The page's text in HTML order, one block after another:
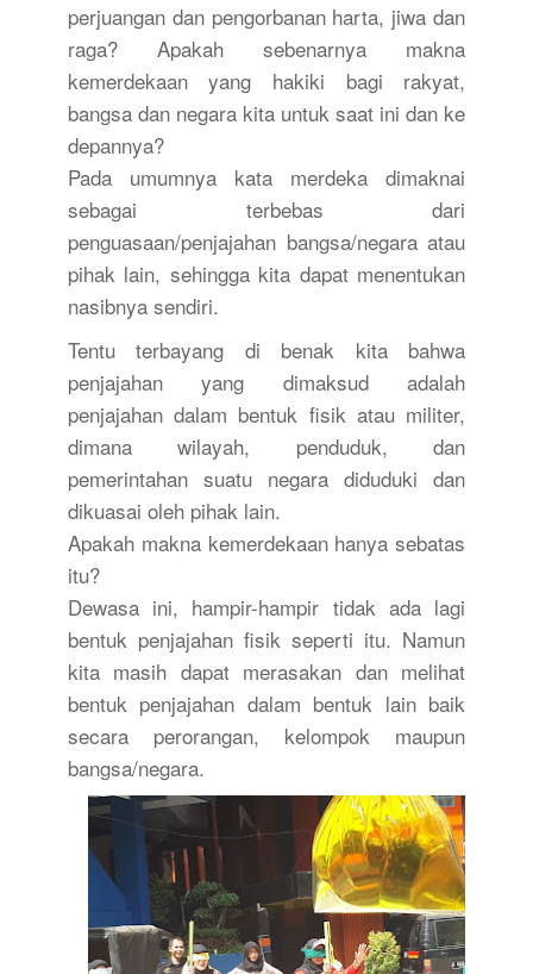
perjuangan dan pengorbanan harta, jiwa dan
raga? Apakah sebenarnya makna
kemerdekaan yang hakiki bagi rakyat,
bangsa dan negara kita untuk saat ini dan ke
depannya?
Pada umumnya kata merdeka dimaknai
sebagai terbebas dari
penguasaan/penjajahan bangsa/negara atau
pihak lain, sehingga kita dapat menentukan
nasibnya sendiri.
Tentu terbayang di benak kita bahwa
penjajahan yang dimaksud adalah
penjajahan dalam bentuk fisik atau militer,
dimana wilayah, penduduk, dan
pemerintahan suatu negara diduduki dan
dikuasai oleh pihak lain.
Apakah makna kemerdekaan hanya sebatas
itu?
Dewasa ini, hampir-hampir tidak ada lagi
bentuk penjajahan fisik seperti itu. Namun
kita masih dapat merasakan dan melihat
bentuk penjajahan dalam bentuk lain baik
secara perorangan, kelompok maupun
bangsa/negara.